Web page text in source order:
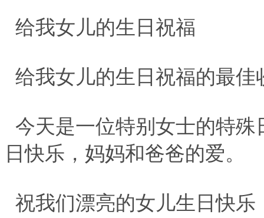
给我女儿的生日祝福
给我女儿的生日祝福的最佳
今天是一位特别女士的特
日快乐，妈妈和爸爸的爱。
祝我们漂亮的女儿生日快